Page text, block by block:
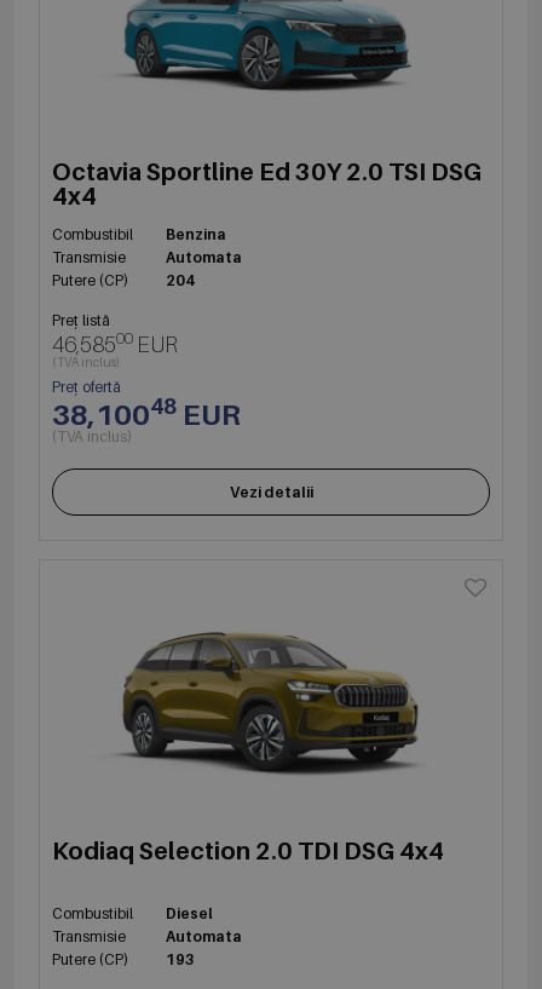
Octavia Sportline Ed 30Y 2.0 TSI DSG
4x4
Combustibil
Benzina
Transmisie
Automata
Putere (CP)
204
Preț listă
46,58500 EUR
(TVA inclus)
Preț ofertă
38,10048 EUR
(TVA inclus)
Vezi detalii
Kodiaq Selection 2.0 TDI DSG 4x4
Combustibil
Diesel
Transmisie
Automata
Putere (CP)
193